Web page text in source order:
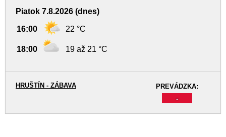
Piatok 7.8.2026 (dnes)
16:00 22 °C
18:00 19 až 21 °C
PREVÁDZKA:
-
HRUŠTÍN - ZÁBAVA